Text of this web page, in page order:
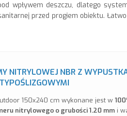
wpływem deszczu, dlatego
przed progiem obiektu.
NITRYLOWEJ NBR Z
150x240 cm wykonane jest w
nitrylowego o grubości 1.20 mmi